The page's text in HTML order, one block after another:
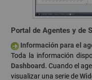
Portal de Agentes y de
Información para el
Toda la información
Dashboard. Cuando el
visualizar una serie de